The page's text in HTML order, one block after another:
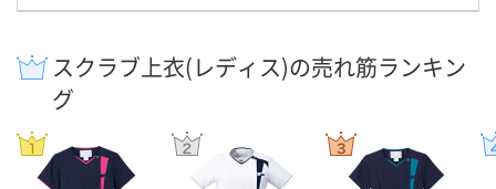
スクラブ上衣(レディス)の売れ筋ランキン
グ